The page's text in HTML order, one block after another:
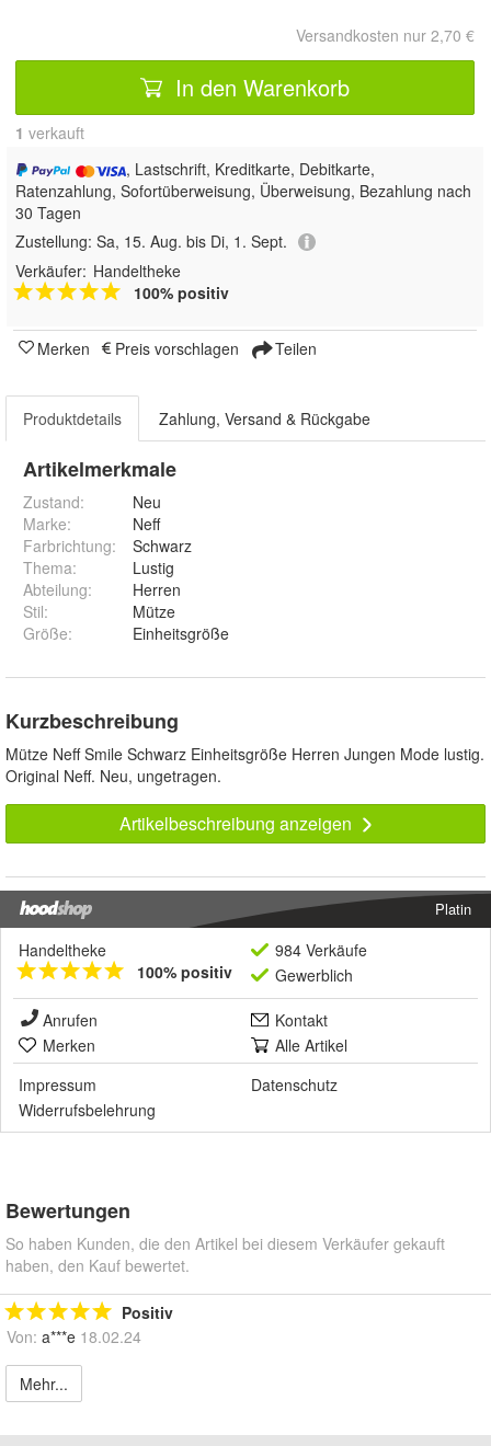
Versandkosten nur 2,70 €
In den Warenkorb
1 verkauft
, Lastschrift, Kreditkarte, Debitkarte,
Ratenzahlung, Sofortüberweisung, Überweisung, Bezahlung nach
30 Tagen
Zustellung: Sa, 15. Aug. bis Di, 1. Sept.
Verkäufer: Handeltheke
100% positiv
Merken Preis vorschlagen Teilen
Produktdetails Zahlung, Versand & Rückgabe
Artikelmerkmale
Zustand:
Neu
Marke:
Neff
Farbrichtung:
Schwarz
Thema:
Lustig
Abteilung:
Herren
Stil:
Mütze
Größe: Einheitsgröße
Kurzbeschreibung
Mütze Neff Smile Schwarz Einheitsgröße Herren Jungen Mode lustig.
Original Neff. Neu, ungetragen.
Artikelbeschreibung anzeigen
Platin
Handeltheke
100% positiv
984 Verkäufe
Gewerblich
Anrufen
Kontakt
Merken
Alle Artikel
Impressum
Datenschutz
Widerrufsbelehrung
Bewertungen
So haben Kunden, die den Artikel bei diesem Verkäufer gekauft
haben, den Kauf bewertet.
Positiv
Von: a***e 18.02.24
Mehr...